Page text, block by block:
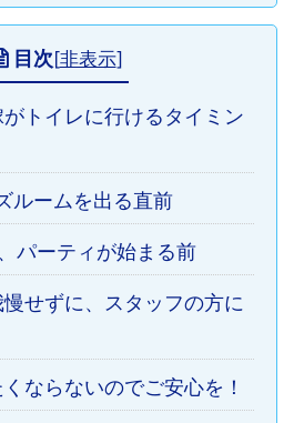
目次[非表示]
トイレに行けるタイミン
ルームを出る直前
パーティが始まる前
せずに、スタッフの方に
ならないのでご安心を！